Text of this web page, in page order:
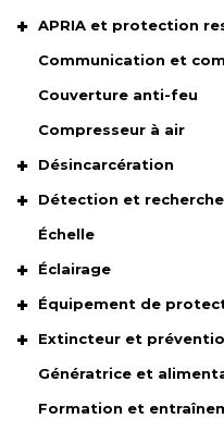
APRIA et protection
Communication et
Couverture anti-feu
Compresseur à air
Désincarcération
Détection et recherche
Échelle
Éclairage
Équipement de
Extincteur et
Génératrice et
Formation et